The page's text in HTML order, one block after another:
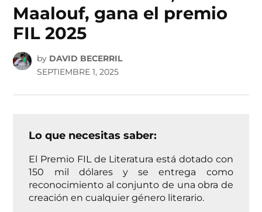
Maalouf, gana el premio
FIL 2025
by DAVID BECERRIL
SEPTIEMBRE 1, 2025
Lo que necesitas saber:
El Premio FIL de Literatura está dotado con
150 mil dólares y se entrega como
reconocimiento al conjunto de una obra de
creación en cualquier género literario.